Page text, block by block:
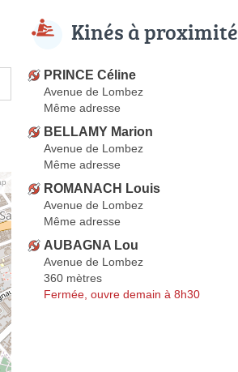
Kinés à proximité
PRINCE Céline
Avenue de Lombez
Même adresse
BELLAMY Marion
Avenue de Lombez
Même adresse
ROMANACH Louis
Avenue de Lombez
Même adresse
AUBAGNA Lou
Avenue de Lombez
360 mètres
Fermée, ouvre demain à 8h30